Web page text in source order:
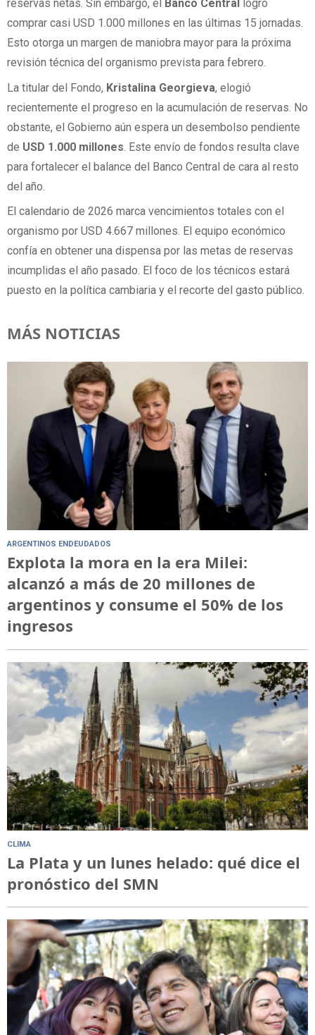
reservas netas. Sin embargo, el
Banco Central
logró
comprar casi USD 1.000 millones en las últimas 15 jornadas.
Esto otorga un margen de maniobra mayor para la próxima
revisión técnica del organismo prevista para febrero.
La titular del Fondo, Kristalina Georgieva, elogió
recientemente el progreso en la acumulación de reservas. No
obstante, el Gobierno aún espera un desembolso pendiente
de USD 1.000 millones . Este envío de fondos resulta clave
para fortalecer el balance del Banco Central de cara al resto
del año.
El calendario de 2026 marca vencimientos totales con el
organismo por USD 4.667 millones. El equipo económico
confía en obtener una dispensa por las metas de reservas
incumplidas el año pasado. El foco de los técnicos estará
puesto en la política cambiaria y el recorte del gasto público.
MÁS NOTICIAS
ARGENTINOS ENDEUDADOS
Explota la mora en la era Milei:
alcanzó a más de 20 millones de
argentinos y consume el 50% de los
ingresos
CLIMA
La Plata y un lunes helado: qué dice el
pronóstico del SMN